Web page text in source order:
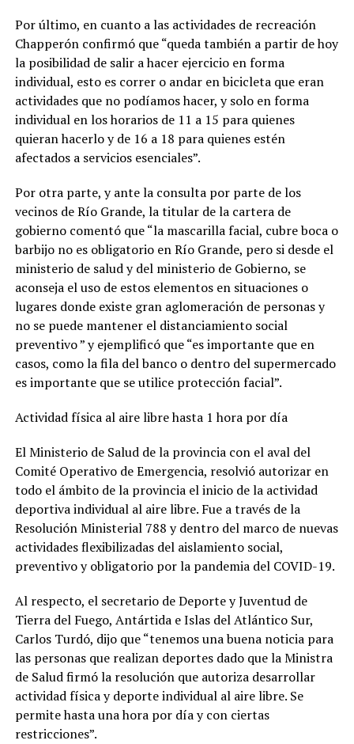
Por último, en cuanto a las actividades de recreación
Chapperón confirmó que “queda también a partir de hoy
la posibilidad de salir a hacer ejercicio en forma
individual, esto es correr o andar en bicicleta que eran
actividades que no podíamos hacer, y solo en forma
individual en los horarios de 11 a 15 para quienes
quieran hacerlo y de 16 a 18 para quienes estén
afectados a servicios esenciales”.
Por otra parte, y ante la consulta por parte de los
vecinos de Río Grande, la titular de la cartera de
gobierno comentó que “la mascarilla facial, cubre boca o
barbijo no es obligatorio en Río Grande, pero si desde el
ministerio de salud y del ministerio de Gobierno, se
aconseja el uso de estos elementos en situaciones o
lugares donde existe gran aglomeración de personas y
no se puede mantener el distanciamiento social
preventivo ” y ejemplificó que “es importante que en
casos, como la fila del banco o dentro del supermercado
es importante que se utilice protección facial”.
Actividad física al aire libre hasta 1 hora por día
El Ministerio de Salud de la provincia con el aval del
Comité Operativo de Emergencia, resolvió autorizar en
todo el ámbito de la provincia el inicio de la actividad
deportiva individual al aire libre. Fue a través de la
Resolución Ministerial 788 y dentro del marco de nuevas
actividades flexibilizadas del aislamiento social,
preventivo y obligatorio por la pandemia del COVID-19.
Al respecto, el secretario de Deporte y Juventud de
Tierra del Fuego, Antártida e Islas del Atlántico Sur,
Carlos Turdó, dijo que “tenemos una buena noticia para
las personas que realizan deportes dado que la Ministra
de Salud firmó la resolución que autoriza desarrollar
actividad física y deporte individual al aire libre. Se
permite hasta una hora por día y con ciertas
restricciones”.